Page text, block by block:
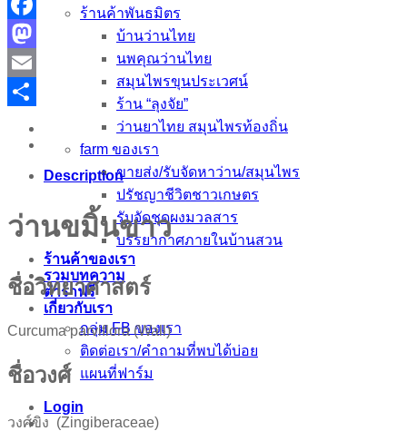
ร้านค้าพันธมิตร
บ้านว่านไทย
นพคุณว่านไทย
สมุนไพรขุนประเวศน์
ร้าน “ลุงจัย”
ว่านยาไทย สมุนไพรท้องถิ่น
farm ของเรา
ขายส่ง/รับจัดหาว่าน/สมุนไพร
ปรัชญาชีวิตชาวเกษตร
รับจัดชุดผงมวลสาร
บรรยากาศภายในบ้านสวน
ร้านค้าของเรา
รวมบทความ
ตำราฟรี
เกี่ยวกับเรา
กลุ่ม FB ของเรา
ติดต่อเรา/คำถามที่พบได้บ่อย
แผนที่ฟาร์ม
Login
Facebook
Mastodon
Email
Description
ว่านขมิ้นขาว
ชื่อวิทยาศาสตร์
Curcuma parviflora (Wall)
ชื่อวงศ์
วงศ์ขิง (Zingiberaceae)